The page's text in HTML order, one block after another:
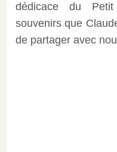
dédicace du
souvenirs que
de partager avec